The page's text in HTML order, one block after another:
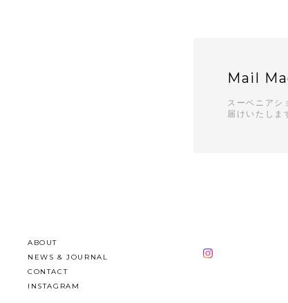
ABOUT
NEWS & JOURNAL
CONTACT
INSTAGRAM
Mail
スーベニアシ
届けいたしま